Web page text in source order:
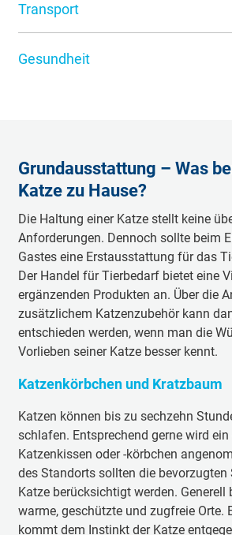
Transport
EU-Heimtierausweis für
Gesundheit
Fellbürste / Kamm /
Erste-Hilfe-Set
Hausapotheke (Tiermedizin)
Tierärztlicher Gesundheitscheck
Impfpass
Grundausstattung – Was
Katze zu Hause?
Die Haltung einer Katze stellt keine
Anforderungen. Dennoch sollte beim
Gastes eine Erstausstattung für das
Der Handel für Tierbedarf bietet eine
ergänzenden Produkten an. Über die
zusätzlichem Katzenzubehör kann
entschieden werden, wenn man die
Vorlieben seiner Katze besser kennt.
Katzenkörbchen und Kratzbaum
Katzen können bis zu sechzehn
schlafen. Entsprechend gerne wird
Katzenkissen oder -körbchen
des Standorts sollten die
Katze berücksichtigt werden. Generell
warme, geschützte und zugfreie Orte.
kommt dem Instinkt der Katze